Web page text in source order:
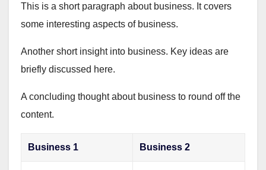
This is a short paragraph about business. It covers
some interesting aspects of business.
Another short insight into business. Key ideas are
briefly discussed here.
A concluding thought about business to round off the
content.
Business 1 Business 2